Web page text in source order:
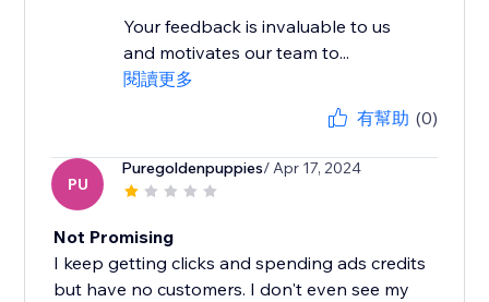
Your feedback is invaluable to us
and motivates our team to...
閱讀更多
有幫助 (0)
PU
Puregoldenpuppies/ Apr 17, 2024
Not Promising
I keep getting clicks and spending ads credits
but have no customers. I don't even see my